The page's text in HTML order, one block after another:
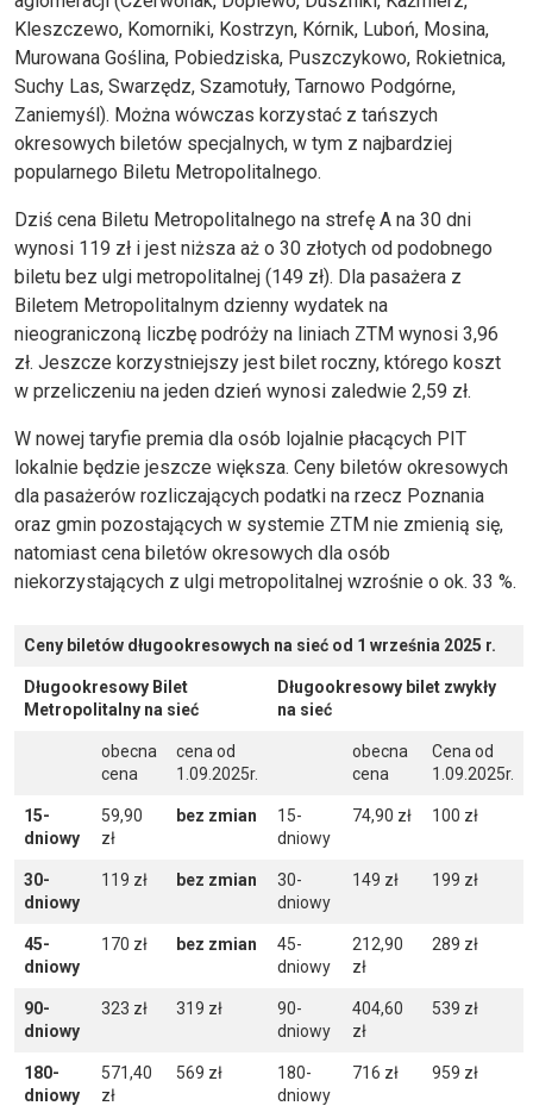
Kleszczewo, Komorniki, Kostrzyn, Kórnik, Luboń, Mosina,
Murowana Goślina, Pobiedziska, Puszczykowo, Rokietnica,
Suchy Las, Swarzędz, Szamotuły, Tarnowo Podgórne,
Zaniemyśl). Można wówczas korzystać z tańszych
okresowych biletów specjalnych, w tym z najbardziej
popularnego Biletu Metropolitalnego.
Dziś cena Biletu Metropolitalnego na strefę A na 30 dni
wynosi 119 zł i jest niższa aż o 30 złotych od podobnego
biletu bez ulgi metropolitalnej (149 zł). Dla pasażera z
Biletem Metropolitalnym dzienny wydatek na
nieograniczoną liczbę podróży na liniach ZTM wynosi 3,96
zł. Jeszcze korzystniejszy jest bilet roczny, którego koszt
w przeliczeniu na jeden dzień wynosi zaledwie 2,59 zł.
W nowej taryfie premia dla osób lojalnie płacących PIT
lokalnie będzie jeszcze większa. Ceny biletów okresowych
dla pasażerów rozliczających podatki na rzecz Poznania
oraz gmin pozostających w systemie ZTM nie zmienią się,
natomiast cena biletów okresowych dla osób
niekorzystających z ulgi metropolitalnej wzrośnie o ok. 33 %.
Ceny biletów długookresowych na sieć od 1 września 2025 r.
Długookresowy Bilet
Metropolitalny na sieć
Długookresowy bilet zwykły
na sieć
obecna
cena
cena od
1.09.2025r.
obecna
cena
Cena od
1.09.2025r.
15-
dniowy
59,90
zł
bez zmian
15-
dniowy
74,90 zł 100 zł
30-
dniowy
119 zł bez zmian
30-
dniowy
149 zł 199 zł
45-
dniowy
170 zł bez zmian
45-
dniowy
212,90
zł
289 zł
90-
dniowy
323 zł 319 zł
90-
dniowy
404,60
zł
539 zł
180-
dniowy
571,40
zł
569 zł
180-
dniowy
716 zł 959 zł